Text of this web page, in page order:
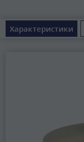
Характеристики